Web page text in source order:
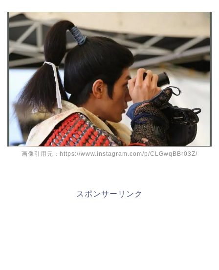
画像引用元：https://www.instagram.com/p/CLGwqBBr03Z/
スポンサーリンク